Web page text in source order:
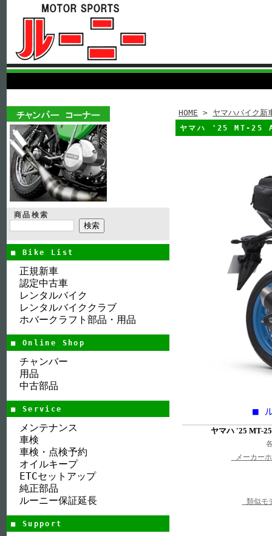
商品検索
■ Bike List
正規新車
認定中古車
レンタルバイク
レンタルバイククラブ
ホバークラフト部品・用品
■ Online Shop
チャンバー
用品
中古部品
■ Service
メンテナンス
車検
車検・点検予約
オイルキープ
ETCセットアップ
純正部品
ルーニー保証延長
■ Support
HOME > ヤマハバイク新
ヤマハ '25 MT-25
■
ヤマハ '25 MT-
メーカー
類似モ